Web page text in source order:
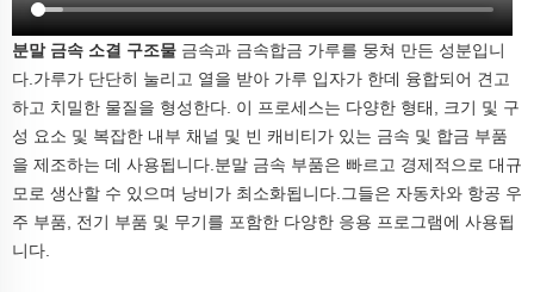
분말 금속 소결 구조물 금속과 금속합금 가루를 뭉쳐 만든 성분입니
다.가루가 단단히 눌리고 열을 받아 가루 입자가 한데 융합되어 견고
하고 치밀한 물질을 형성한다. 이 프로세스는 다양한 형태, 크기 및 구
성 요소 및 복잡한 내부 채널 및 빈 캐비티가 있는 금속 및 합금 부품
을 제조하는 데 사용됩니다.분말 금속 부품은 빠르고 경제적으로 대규
모로 생산할 수 있으며 낭비가 최소화됩니다.그들은 자동차와 항공 우
주 부품, 전기 부품 및 무기를 포함한 다양한 응용 프로그램에 사용됩
니다.